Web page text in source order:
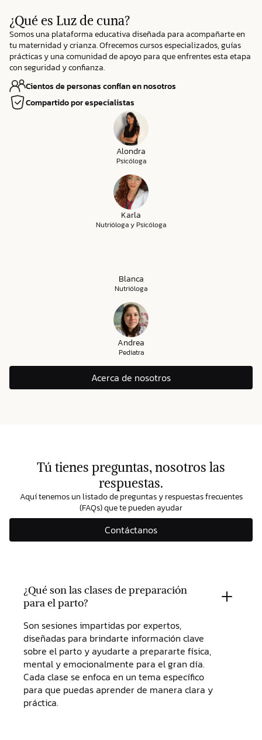
¿Qué es Luz de cuna?
Somos una plataforma educativa diseñada para acompañarte en
tu maternidad y crianza. Ofrecemos cursos especializados, guías
prácticas y una comunidad de apoyo para que enfrentes esta etapa
con seguridad y confianza.
Cientos de personas confían en nosotros
Compartido por especialistas
Alondra
Psicóloga
Karla
Nutrióloga y Psicóloga
Blanca
Nutrióloga
Andrea
Pediatra
Acerca de nosotros
Tú tienes preguntas, nosotros las
respuestas.
Aquí tenemos un listado de preguntas y respuestas frecuentes
(FAQs) que te pueden ayudar
Contáctanos
¿Qué son las clases de preparación
para el parto?
Son sesiones impartidas por expertos,
diseñadas para brindarte información clave
sobre el parto y ayudarte a prepararte física,
mental y emocionalmente para el gran día.
Cada clase se enfoca en un tema específico
para que puedas aprender de manera clara y
práctica.